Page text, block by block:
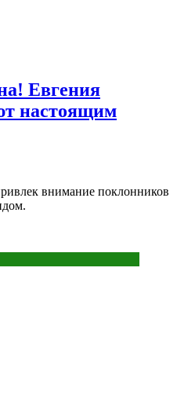
Евгения
настоящим
внимание поклонников